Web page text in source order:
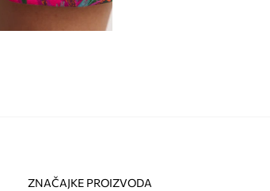
ZNAČAJKE PROIZVODA